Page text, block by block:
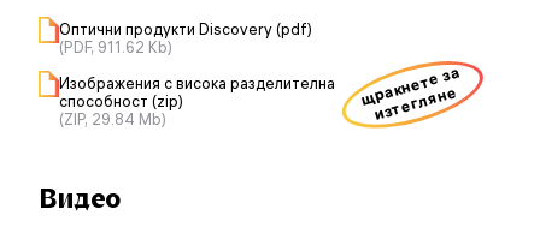
Оптични продукти Discovery (pdf)
(PDF, 911.62 Kb)
Изображения с висока разделителна
способност (zip)
(ZIP, 29.84 Mb)
щракнете за
изтегляне
Видео